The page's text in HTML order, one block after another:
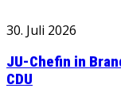
30. Juli 2026
JU-Chefin in
CDU